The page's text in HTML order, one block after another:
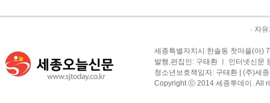
· 자
세종특별자치시 한솔동 첫마을(아)
발행,편집인: 구태환 ㅣ 인터넷신
청소년보호책임자: 구태환 | (주)세
Copyright ⓒ 2014 세종투데이. All